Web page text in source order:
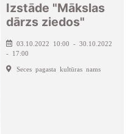
Izstāde "Mākslas
dārzs ziedos"
03.10.2022 10:00 - 30.10.2022
- 17:00
Seces pagasta kultūras nams